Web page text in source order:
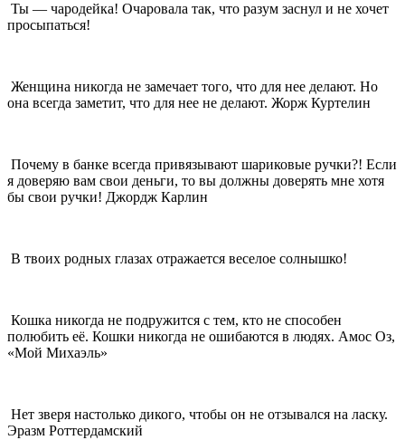
Ты — чародейка! Очаровала так, что разум заснул и не хочет
просыпаться!
Женщина никогда не замечает того, что для нее делают. Но
она всегда заметит, что для нее не делают. Жорж Куртелин
Почему в банке всегда привязывают шариковые ручки?! Если
я доверяю вам свои деньги, то вы должны доверять мне хотя
бы свои ручки! Джордж Карлин
В твоих родных глазах отражается веселое солнышко!
Кошка никогда не подружится с тем, кто не способен
полюбить её. Кошки никогда не ошибаются в людях. Амос Оз,
«Мой Михаэль»
Нет зверя настолько дикого, чтобы он не отзывался на ласку.
Эразм Роттердамский